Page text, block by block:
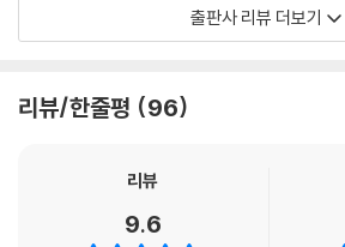
‘오직 우리, 오직 지금’이라는 세상에서 살 수 없
◆ “너에게 전달하려는 건, 세계 전체의 기억이야
그곳에서 모두가 잃어버린 감정을 찾기 위해 나
이 작품은 사회 구성원 간의 갈등을 최소화하고
출판사 리뷰 더보기
리뷰/한줄평 96
리뷰
9.6